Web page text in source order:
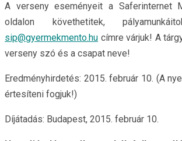
A verseny eseményeit a Saferinternet
oldalon követhetitek,
sip@gyermekmento.hu címre várjuk! A
verseny szó és a csapat neve!
Eredményhirdetés: 2015. február 10. (A
értesíteni fogjuk!)
Díjátadás: Budapest, 2015. február 10.